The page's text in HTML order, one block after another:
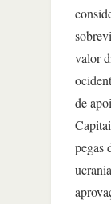
valor
de
pegas